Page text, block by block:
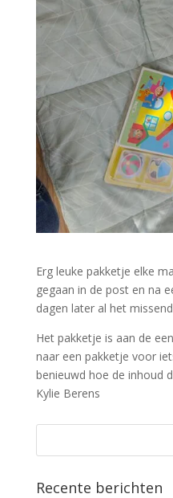
Erg leuke pakketje elke
gegaan in de post en na
dagen later al het
Het pakketje is aan de
naar een pakketje voor
benieuwd hoe de inhoud
Kylie Berens
Recente berichten